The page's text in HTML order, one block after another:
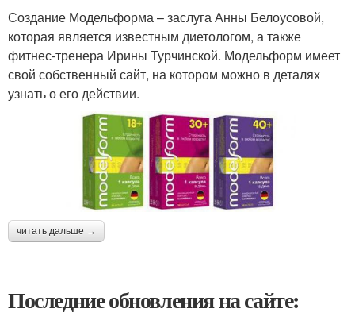
Создание Модельформа – заслуга Анны Белоусовой,
которая является известным диетологом, а также
фитнес-тренера Ирины Турчинской. Модельформ имеет
свой собственный сайт, на котором можно в деталях
узнать о его действии.
читать дальше →
Последние обновления на сайте: